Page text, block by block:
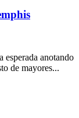
esperada anotando
de mayores...